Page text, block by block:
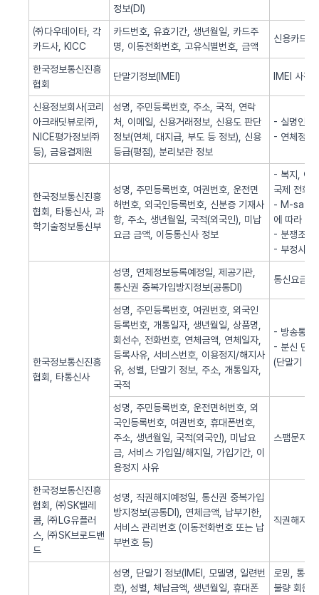
정보(DI)
㈜다우데이타, 각
카드사, KICC
카드번호, 유효기간, 생년월일, 카드주
명, 이동전화번호, 고유식별번호, 금액
신용카드
한국정보통신진흥
협회
단말기정보(IMEI) IMEI 사전
신용정보회사(코리
아크래딧뷰로㈜,
NICE평가정보㈜
등), 금융결제원
성명, 주민등록번호, 주소, 국적, 연락
처, 이메일, 신용거래정보, 신용도 판단
정보(연체, 대지급, 부도 등 정보), 신용
등급(평점), 분리보관 정보
- 실명인증
- 연체정보
한국정보통신진흥
협회, 타통신사, 과
학기술정보통신부
성명, 주민등록번호, 여권번호, 운전면
허번호, 외국인등록번호, 신분증 기재사
항, 주소, 생년월일, 국적(외국인), 미납
요금 금액, 이동통신사 정보
- 복지, 이
국제 전화
- M-safer
에 따라
- 분쟁조정
- 부정사용
한국정보통신진흥
협회, 타통신사
성명, 연체정보등록예정일, 제공기관,
통신권 중복가입방지정보(공통DI)
통신요금
성명, 주민등록번호, 여권번호, 외국인
등록번호, 개통일자, 생년월일, 상품명,
회선수, 전화번호, 연체금액, 연체일자,
등록사유, 서비스번호, 이용정지/해지사
유, 성별, 단말기 정보, 주소, 개통일자,
국적
- 방송통신
- 분신 단
(단말기 분
성명, 주민등록번호, 운전면허번호, 외
국인등록번호, 여권번호, 휴대폰번호,
주소, 생년월일, 국적(외국인), 미납요
금, 서비스 가입일/해지일, 가입기간, 이
용정지 사유
스팸문자
한국정보통신진흥
협회, ㈜SK텔레
콤, ㈜LG유플러
스, ㈜SK브로드밴
드
성명, 직권해지예정일, 통신권 중복가입
방지정보(공통DI), 연체금액, 납부기한,
서비스 관리번호 (이동전화번호 또는 납
부번호 등)
직권해지
성명, 단말기 정보(IMEI, 모델명, 일련번
호), 성별, 체납금액, 생년월일, 휴대폰
로밍, 통화
불량 회원